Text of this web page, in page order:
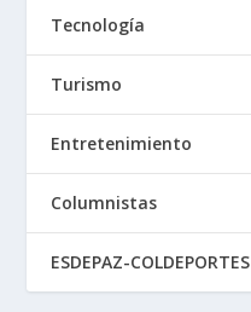
Tecnología
Turismo
Entretenimiento
Columnistas
ESDEPAZ-COLDEPORTES